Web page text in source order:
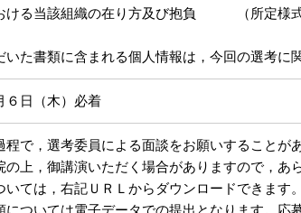
ける当該組織の在り方及び抱負 （所定様
いた書類に含まれる個人情報は，今回の選考に
６日（木）必着
程で，選考委員による面談をお願いすることが
の上，御講演いただく場合がありますので，あ
いては，右記ＵＲＬからダウンロードできます
については電子データでの提出となります。応